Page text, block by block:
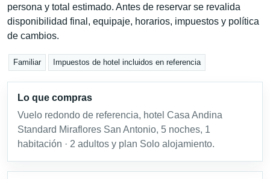
persona y total estimado. Antes de reservar se revalida
disponibilidad final, equipaje, horarios, impuestos y política
de cambios.
Familiar Impuestos de hotel incluidos en referencia
Lo que compras
Vuelo redondo de referencia, hotel Casa Andina
Standard Miraflores San Antonio, 5 noches, 1
habitación · 2 adultos y plan Solo alojamiento.